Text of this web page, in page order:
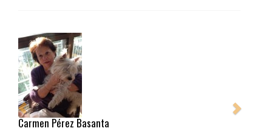
Pedro Manuel Collado Cruz